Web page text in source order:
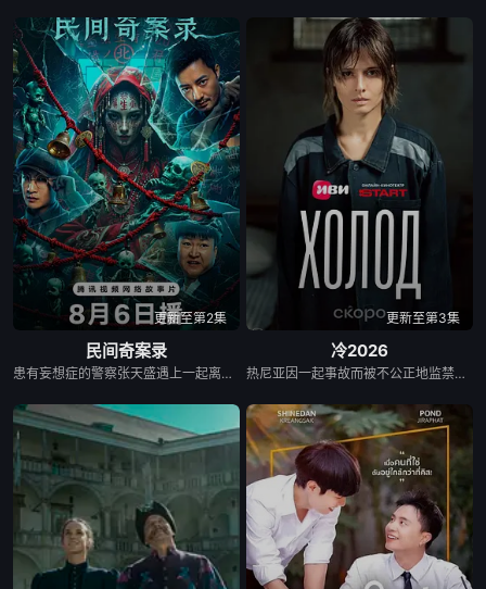
更新至第2集
民间奇案录
患有妄想症的警察张天盛遇上一起离奇的神像杀人事件，勘案过程中，牵引出“婴胎报仇”，“娘娘索命”等一连串妖异事件，张天盛虽被种种诡怪幻象阻碍，却坚信这是藏在迷信后的人为诡计，勇于向封建传统宣战，敢于破除流传已久的迷信糟粕，最终，在战胜妄想症的同时，成功还原真相，伸张正义。
更新至第3集
冷2026
热尼亚因一起事故而被不公正地监禁，她的丈夫和6岁的女儿在事故中死亡。这起事故的真正罪魁祸首是富家子弟，他们强大的父母“帮助”法院做出了“正确”的决定。在监狱里，热尼亚意外地拯救了一个有影响力的囚犯————亚娜，因为谋杀而服刑的女囚。出于感激，她教热尼亚如何变得更加强大，并帮助她越狱。重获自由后，热尼亚从雅娜那里获得了大笔财富，由此对那些曾经的敌人展开了正义的复仇……